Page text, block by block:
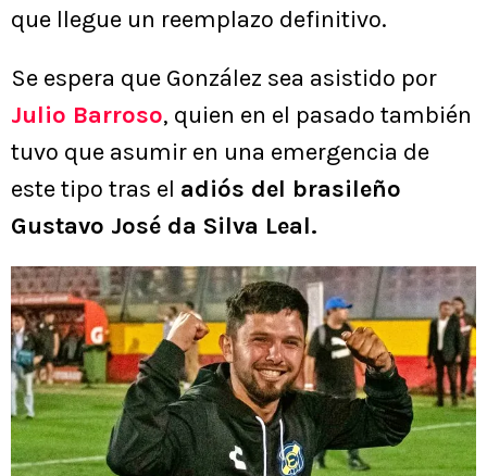
que llegue un reemplazo definitivo.
Se espera que González sea asistido por
Julio Barroso, quien en el pasado también
tuvo que asumir en una emergencia de
este tipo tras el adiós del brasileño
Gustavo José da Silva Leal.